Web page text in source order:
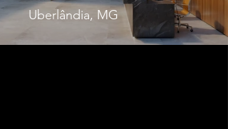
Uberlândia, MG